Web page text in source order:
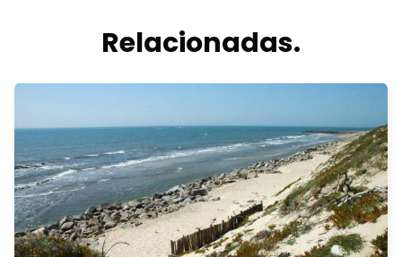
Relacionadas.